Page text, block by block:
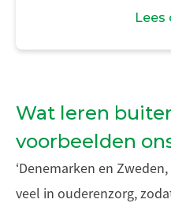
Lees
Wat leren
voorbeelden
‘Denemarken en
veel in ouderenzorg,